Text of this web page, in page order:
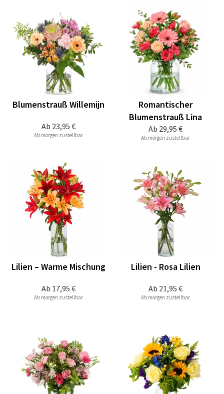
Ab 23,95 €
Blumenstrauß Willemijn
Ab morgen zustellbar
Ab 29,95 €
Romantischer
Blumenstrauß Lina
Ab morgen zustellbar
Ab 17,95 €
Lilien – Warme Mischung
Ab morgen zustellbar
Ab 21,95 €
Lilien - Rosa Lilien
Ab morgen zustellbar